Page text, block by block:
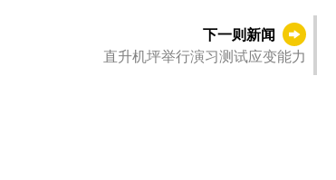
下一则新闻
直升机坪举行演习测试应变能力